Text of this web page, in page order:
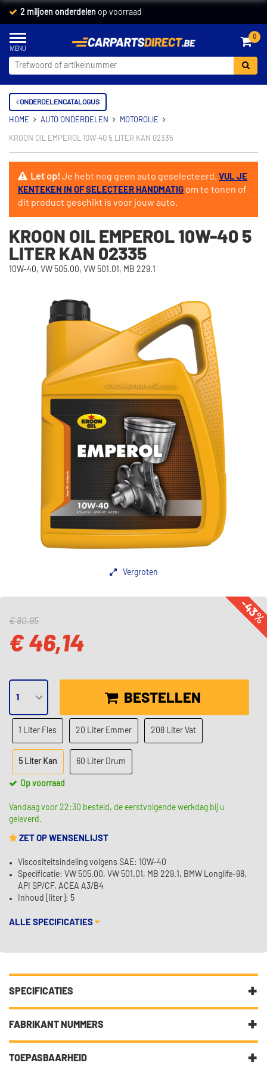
2 miljoen onderdelen op voorraad
0
ONDERDELENCATALOGUS
HOME AUTO ONDERDELEN MOTOROLIE
KROON OIL EMPEROL 10W-40 5 LITER KAN 02335
Let op!Je hebt nog geen auto geselecteerd. VUL JE
KENTEKEN IN OF SELECTEER HANDMATIG om te tonen of
dit product geschikt is voor jouw auto.
KROON OIL EMPEROL 10W-40 5
LITER KAN 02335
10W-40, VW 505.00, VW 501.01, MB 229.1
Vergroten
-
€ 80,95
€ 46,14
BESTELLEN
1 Liter Fles 20 Liter Emmer 208 Liter Vat
5 Liter Kan 60 Liter Drum
Op voorraad
Vandaag voor 22:30 besteld, de eerstvolgende werkdag bij u
geleverd.
ZET OP WENSENLIJST
Viscositeitsindeling volgens SAE: 10W-40
Specificatie: VW 505.00, VW 501.01, MB 229.1, BMW Longlife-98,
API SP/CF, ACEA A3/B4
Inhoud [liter]: 5
ALLE SPECIFICATIES
SPECIFICATIES
Fabrikantcode
Merk Kroon Oil
FABRIKANT NUMMERS
10W-40
TOEPASBAARHEID